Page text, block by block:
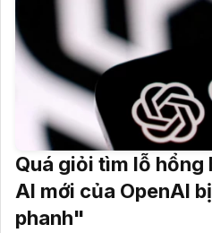
Quá giỏi tìm lỗ hổng
AI mới của OpenAI
phanh"